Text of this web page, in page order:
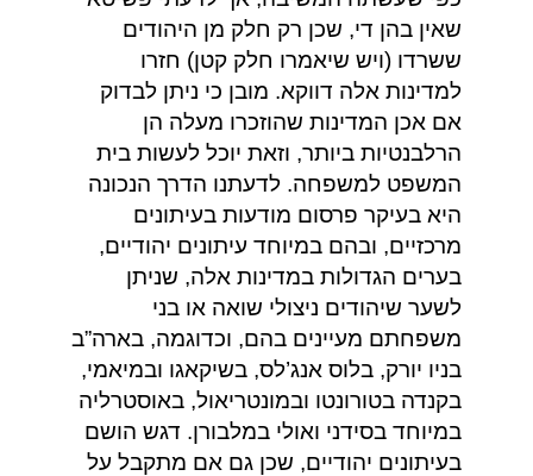
שאין בהן די, שכן רק חלק מן היהודים
ששרדו (ויש שיאמרו חלק קטן) חזרו
למדינות אלה דווקא. מובן כי ניתן לבדוק
אם אכן המדינות שהוזכרו מעלה הן
הרלבנטיות ביותר, וזאת יוכל לעשות בית
המשפט למשפחה. לדעתנו הדרך הנכונה
היא בעיקר פרסום מודעות בעיתונים
מרכזיים, ובהם במיוחד עיתונים יהודיים,
בערים הגדולות במדינות אלה, שניתן
לשער שיהודים ניצולי שואה או בני
משפחתם מעיינים בהם, וכדוגמה, בארה”ב
בניו יורק, בלוס אנג’לס, בשיקאגו ובמיאמי,
בקנדה בטורונטו ובמונטריאול, באוסטרליה
במיוחד בסידני ואולי במלבורן. דגש הושם
בעיתונים יהודיים, שכן גם אם מתקבל על